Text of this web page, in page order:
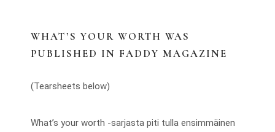
WHAT’S YOUR WORTH WAS
PUBLISHED IN FADDY MAGAZINE
(Tearsheets below)
What’s your worth -sarjasta piti tulla ensimmäinen